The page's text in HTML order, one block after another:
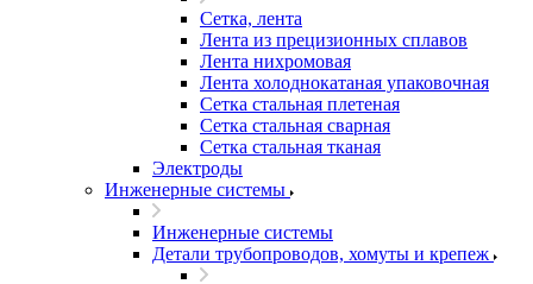
Сетка, лента
Лента из прецизионных сплавов
Лента нихромовая
Лента холоднокатаная упаковочная
Сетка стальная плетеная
Сетка стальная сварная
Сетка стальная тканая
Электроды
Инженерные системы
Инженерные системы
Детали трубопроводов, хомуты и крепеж